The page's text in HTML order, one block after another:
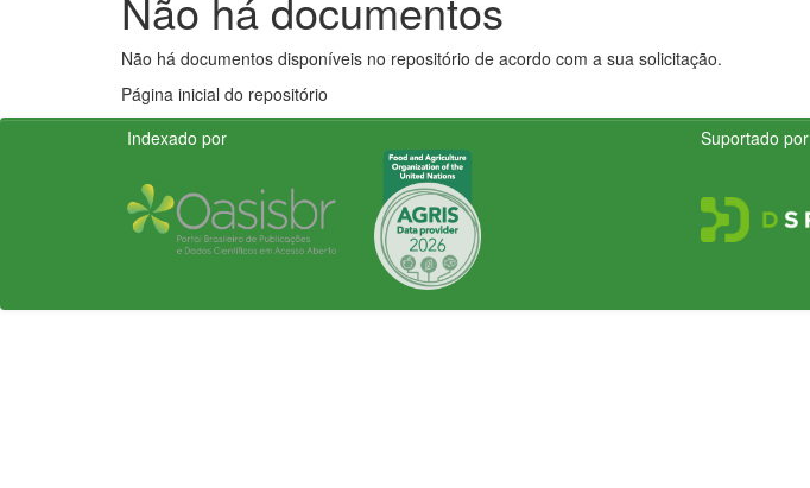
Não há documentos disponíveis no repositório de acordo com a sua solicitação.
Página inicial do repositório
Indexado por
Suportado por